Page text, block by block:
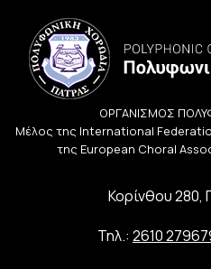
ΟΡΓΑΝΙΣΜΟΣ
Μέλος της International
της European Choral
Κορίνθου 280,
Τηλ.: 2610